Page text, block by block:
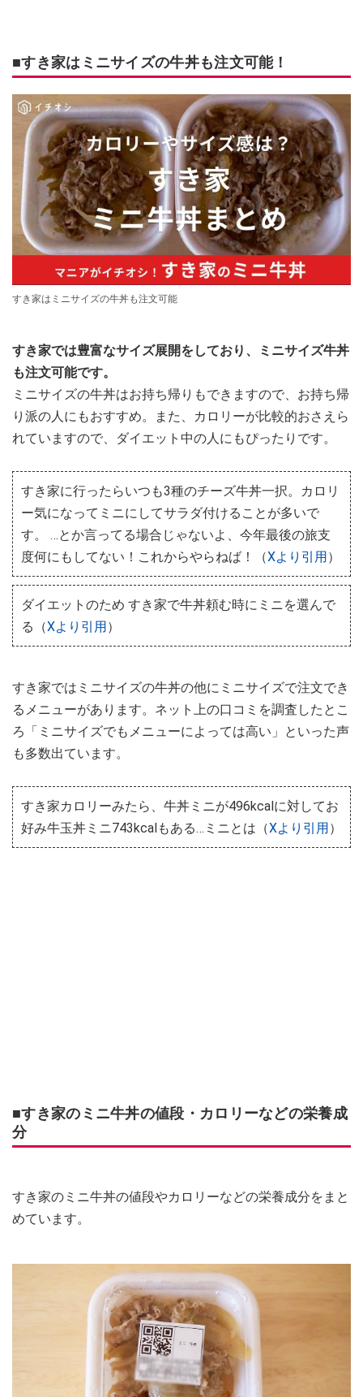
■すき家はミニサイズの牛丼も注文可能！
すき家はミニサイズの牛丼も注文可能
すき家では豊富なサイズ展開をしており、ミニサイズ牛丼
も注文可能です。
ミニサイズの牛丼はお持ち帰りもできますので、お持ち帰
り派の人にもおすすめ。また、カロリーが比較的おさえら
れていますので、ダイエット中の人にもぴったりです。
すき家に行ったらいつも3種のチーズ牛丼一択。カロリ
ー気になってミニにしてサラダ付けることが多いで
す。 …とか言ってる場合じゃないよ、今年最後の旅支
度何にもしてない！これからやらねば！（Xより引用）
ダイエットのため すき家で牛丼頼む時にミニを選んで
る（Xより引用）
すき家ではミニサイズの牛丼の他にミニサイズで注文でき
るメニューがあります。ネット上の口コミを調査したとこ
ろ「ミニサイズでもメニューによっては高い」といった声
も多数出ています。
すき家カロリーみたら、牛丼ミニが496kcalに対してお
好み牛玉丼ミニ743kcalもある…ミニとは（Xより引用）
■すき家のミニ牛丼の値段・カロリーなどの栄養成
分
すき家のミニ牛丼の値段やカロリーなどの栄養成分をまと
めています。